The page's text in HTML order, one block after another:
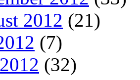
2012 (21)
(7)
(32)